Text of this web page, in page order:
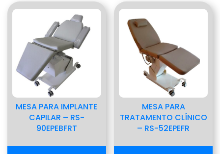
MESA PARA IMPLANTE
CAPILAR – RS-
90EPEBFRT
MESA PARA
TRATAMENTO CLÍNICO
– RS-52EPEFR